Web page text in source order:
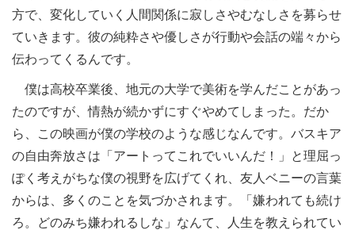
方で、変化していく人間関係に寂しさやむなしさを募らせ
ていきます。彼の純粋さや優しさが行動や会話の端々から
伝わってくるんです。
僕は高校卒業後、地元の大学で美術を学んだことがあっ
たのですが、情熱が続かずにすぐやめてしまった。だか
ら、この映画が僕の学校のような感じなんです。バスキア
の自由奔放さは「アートってこれでいいんだ！」と理屈っ
ぽく考えがちな僕の視野を広げてくれ、友人ベニーの言葉
からは、多くのことを気づかされます。「嫌われても続け
ろ。どのみち嫌われるしな」なんて、人生を教えられてい